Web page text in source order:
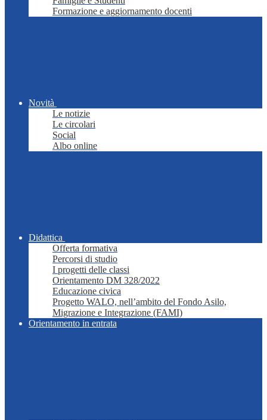
Formazione e aggiornamento docenti
Novità
Le notizie
Le circolari
Social
Albo online
Didattica
Offerta formativa
Percorsi di studio
I progetti delle classi
Orientamento DM 328/2022
Educazione civica
Progetto WALO, nell’ambito del Fondo Asilo,
Migrazione e Integrazione (FAMI)
Orientamento in entrata